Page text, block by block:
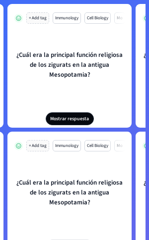
+ Add tag Immunology Cell Biology Mo
¿Cuál era la principal función religiosa
de los zigurats en la antigua
Mesopotamia?
Mostrar respuesta
+ Add tag Immunology Cell Biology Mo
¿Cuál era la principal función religiosa
de los zigurats en la antigua
Mesopotamia?